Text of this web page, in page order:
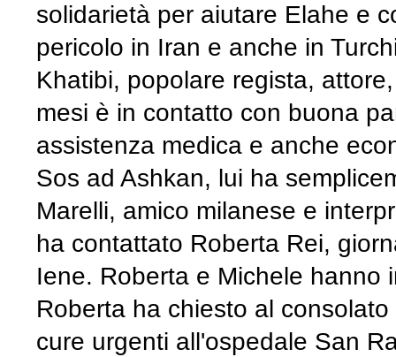
solidarietà per aiutare Elahe e
pericolo in Iran e anche in
Khatibi, popolare regista,
mesi è in contatto con buona
assistenza medica e anche
Sos ad Ashkan, lui ha
Marelli, amico milanese e
ha contattato Roberta Rei,
Iene. Roberta e Michele hanno
Roberta ha chiesto al
cure urgenti all'ospedale San